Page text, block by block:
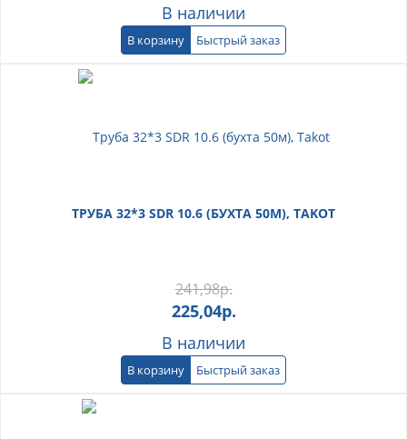
В наличии
В корзину Быстрый заказ
ТРУБА 32*3 SDR 10.6 (БУХТА 50М), TAKOT
241,98р.
225,04р.
В наличии
В корзину Быстрый заказ